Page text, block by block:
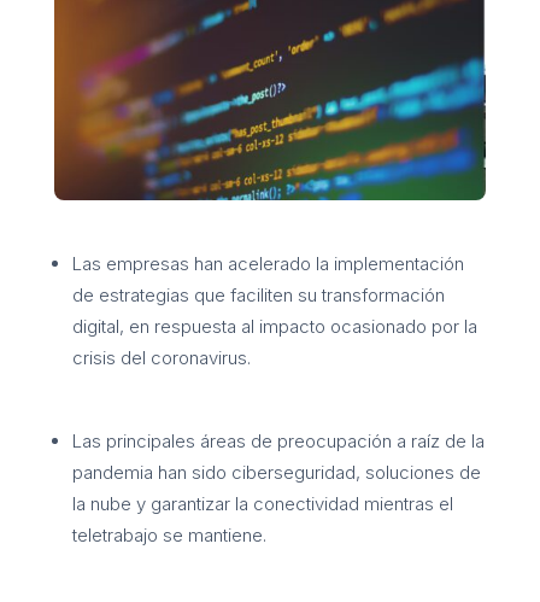
Las empresas han acelerado la implementación
de estrategias que faciliten su transformación
digital, en respuesta al impacto ocasionado por la
crisis del coronavirus.
Las principales áreas de preocupación a raíz de la
pandemia han sido ciberseguridad, soluciones de
la nube y garantizar la conectividad mientras el
teletrabajo se mantiene.